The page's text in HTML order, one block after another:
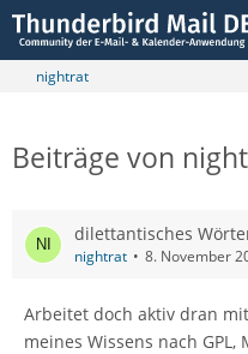
nightrat
Beiträge von
dilettantisches
nightrat 8. November
Arbeitet doch aktiv dran mit
meines Wissens nach GPL,